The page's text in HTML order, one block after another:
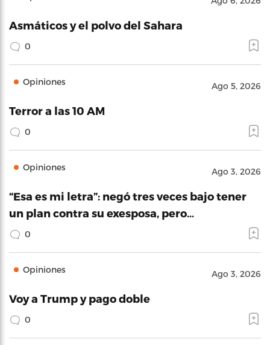
Asmáticos y el polvo del Sahara
0
Opiniones Ago 5, 2026
Terror a las 10 AM
0
Opiniones Ago 3, 2026
“Esa es mi letra”: negó tres veces bajo tener
un plan contra su exesposa, pero…
0
Opiniones Ago 3, 2026
Voy a Trump y pago doble
0